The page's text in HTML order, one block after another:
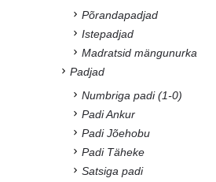
Põrandapadjad
Istepadjad
Madratsid mängunurka
Padjad
Numbriga padi (1-0)
Padi Ankur
Padi Jõehobu
Padi Täheke
Satsiga padi